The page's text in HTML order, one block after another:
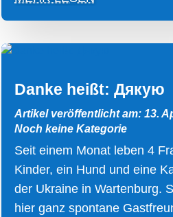
Danke heißt: Дякую
Artikel veröffentlicht am: 13.
Noch keine Kategorie
Seit einem Monat leben 4
Kinder, ein Hund und eine
der Ukraine in Wartenburg.
hier ganz spontane